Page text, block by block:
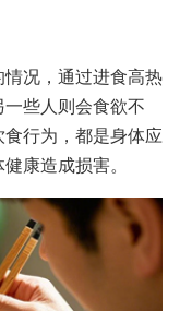
况，通过进食高热
些人则会食欲不
行为，都是身体应
康造成损害。